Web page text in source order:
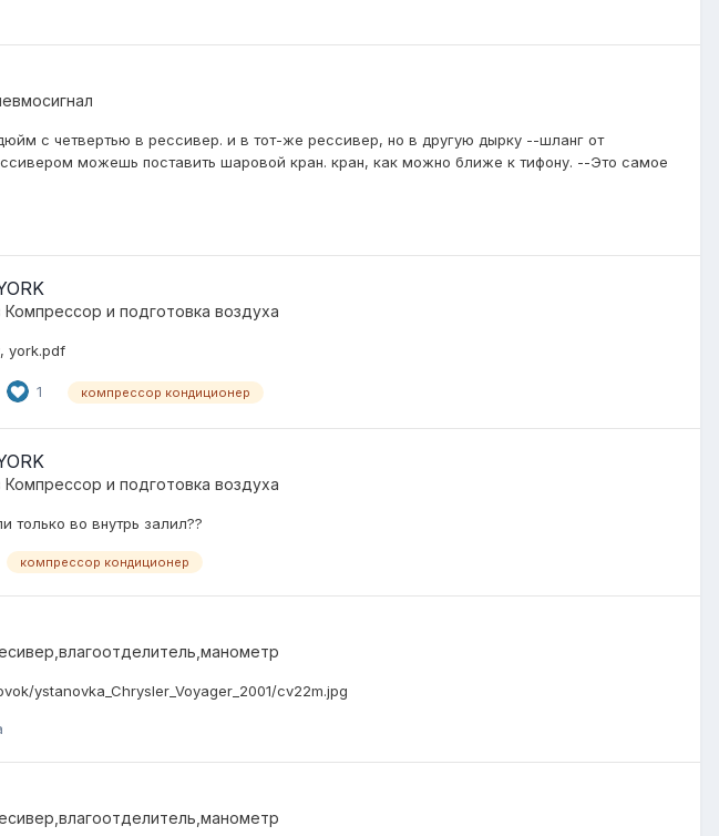
с четвертью в рессивер. и в тот-же рессивер, но в другую дырку --шланг от
можешь поставить шаровой кран. кран, как можно ближе к тифону. --Это самое
Компресcор и подготовка воздуха
york.pdf
1 компрессор кондиционер
Компресcор и подготовка воздуха
только во внутрь залил??
компрессор кондиционер
ystanovka_Chrysler_Voyager_2001/cv22m.jpg